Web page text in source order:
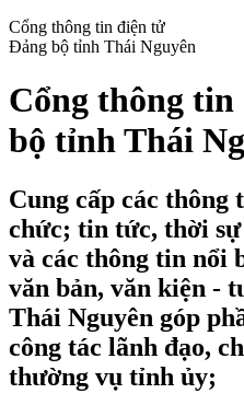
Cổng thông tin điện tử
Đảng bộ tỉnh Thái Nguyên
Cổng thông
bộ tỉnh Thái
Cung cấp các thông
chức; tin tức, thời
và các thông tin nổi
văn bản, văn kiện -
Thái Nguyên góp
công tác lãnh đạo,
thường vụ tỉnh ủy;